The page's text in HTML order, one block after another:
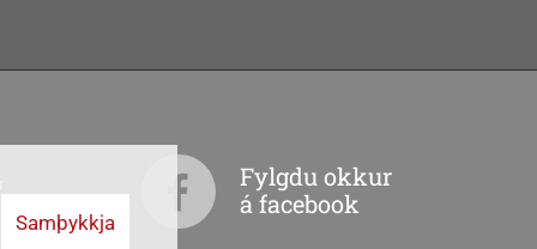
Fylgdu okkur
á facebook
Samþykkja